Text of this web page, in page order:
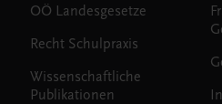
OÖ Landesgesetze
Recht Schulpraxis
Wissenschaftliche
Publikationen